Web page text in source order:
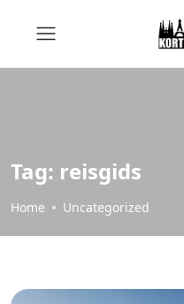
Tag: reisgids
Home Uncategorized